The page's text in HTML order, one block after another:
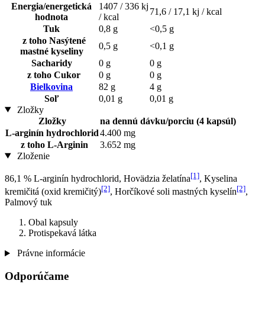
Energia/energetická
hodnota
1407 / 336 kj
/ kcal
71,6 / 17,1 kj / kcal
Tuk
0,8 g
<0,5 g
z toho Nasýtené
mastné kyseliny
0,5 g
<0,1 g
Sacharidy
0 g
0 g
z toho Cukor
0 g
0 g
Bielkovina
82 g
4 g
Soľ
0,01 g
0,01 g
Zložky
Zložky
na dennú dávku/porciu (4 kapsúl)
L-arginín hydrochlorid4.400 mg
z toho L-Arginin
3.652 mg
Zloženie
86,1 % L-arginín hydrochlorid, Hovädzia želatína[1], Kyselina
kremičitá (oxid kremičitý)[2], Horčíkové soli mastných kyselín[2],
Palmový tuk
Obal kapsuly
Protispekavá látka
Právne informácie
Odporúčame